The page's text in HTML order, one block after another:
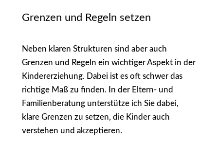
Grenzen und Regeln setzen
Neben klaren Strukturen sind aber auch
Grenzen und Regeln ein wichtiger Aspekt in der
Kindererziehung. Dabei ist es oft schwer das
richtige Maß zu finden. In der Eltern- und
Familienberatung unterstütze ich Sie dabei,
klare Grenzen zu setzen, die Kinder auch
verstehen und akzeptieren.